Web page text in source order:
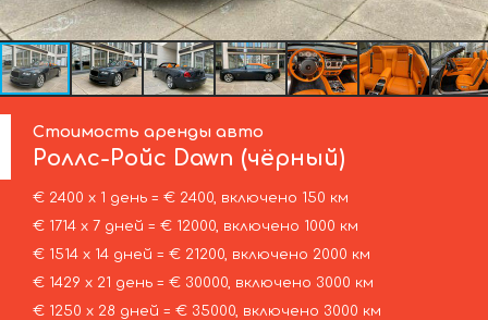
Стоимость аренды авто
Роллс-Ройс Dawn (чёрный)
€ 2400 х 1 день = € 2400, включено 150 км
€ 1714 х 7 дней = € 12000, включено 1000 км
€ 1514 х 14 дней = € 21200, включено 2000 км
€ 1429 х 21 день = € 30000, включено 3000 км
€ 1250 х 28 дней = € 35000, включено 3000 км